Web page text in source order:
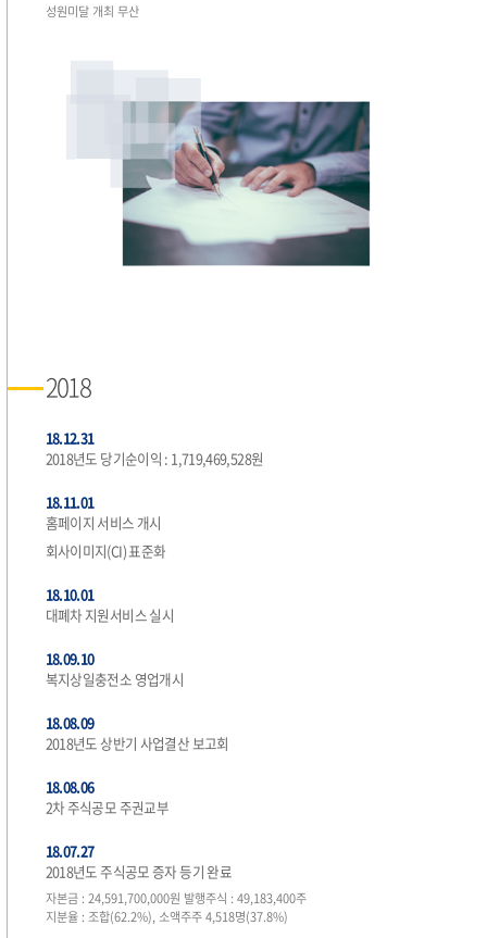
성원미달 개최 무산
2018
18.12.31
2018년도 당기순이익 : 1,719,469,528원
18.11.01
홈페이지 서비스 개시
회사이미지(CI) 표준화
18.10.01
대폐차 지원서비스 실시
18.09.10
복지상일충전소 영업개시
18.08.09
2018년도 상반기 사업결산 보고회
18.08.06
2차 주식공모 주권교부
18.07.27
2018년도 주식공모 증자 등기 완료
자본금 : 24,591,700,000원 발행주식 : 49,183,400주
지분율 : 조합(62.2%), 소액주주 4,518명(37.8%)